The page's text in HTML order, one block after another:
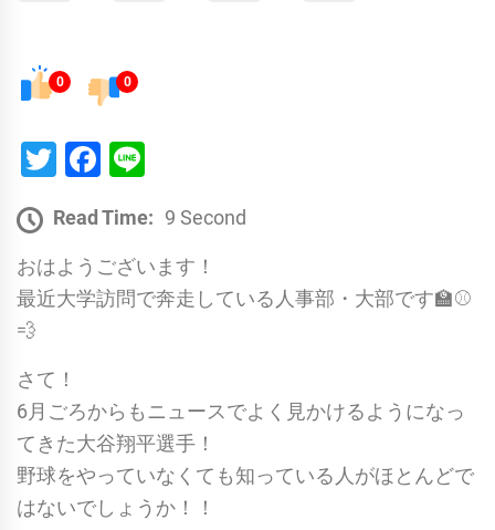
0 0
TwitterFacebook
Read Time: 9 Second
おはようございます！
最近大学訪問で奔走している人事部・大部です🏫⚾
💨
さて！
6月ごろからもニュースでよく見かけるようになっ
てきた大谷翔平選手！
野球をやっていなくても知っている人がほとんどで
はないでしょうか！！